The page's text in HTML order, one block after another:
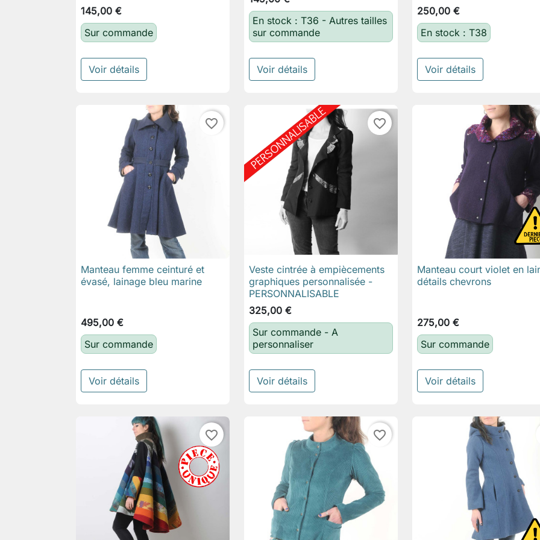
145,00 €
Sur commande
Voir détails
En stock : T36 - Autres tailles
sur commande
Voir détails
250,00 €
En stock : T38
Voir détails
favorite_border
 Aperçu rapide
Manteau femme ceinturé et
évasé, lainage bleu marine
495,00 €
Sur commande
Voir détails
favorite_border
 Aperçu rapide
Veste cintrée à empiècements
graphiques personnalisée -
PERSONNALISABLE
325,00 €
Sur commande - A
personnaliser
Voir détails
 Aperçu rapide
Manteau court violet en
détails chevrons
275,00 €
Sur commande
Voir détails
favorite_border favorite_border